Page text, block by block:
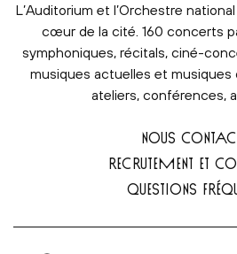
L’Auditorium et l’Orchestre
cœur de la cité. 160 concerts
symphoniques, récitals, ciné-
musiques actuelles et musiques
ateliers, conférences,
NOUS
RECRUTEMENT ET
QUESTIONS